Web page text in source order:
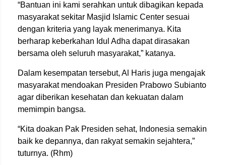
“Bantuan ini kami serahkan untuk dibagikan kepada
masyarakat sekitar Masjid Islamic Center sesuai
dengan kriteria yang layak menerimanya. Kita
berharap keberkahan Idul Adha dapat dirasakan
bersama oleh seluruh masyarakat,” katanya.
Dalam kesempatan tersebut, Al Haris juga mengajak
masyarakat mendoakan Presiden Prabowo Subianto
agar diberikan kesehatan dan kekuatan dalam
memimpin bangsa.
“Kita doakan Pak Presiden sehat, Indonesia semakin
baik ke depannya, dan rakyat semakin sejahtera,”
tuturnya. (Rhm)